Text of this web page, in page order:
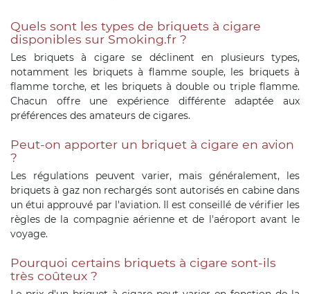
Quels sont les types de briquets à cigare
disponibles sur Smoking.fr ?
Les briquets à cigare se déclinent en plusieurs types,
notamment les briquets à flamme souple, les briquets à
flamme torche, et les briquets à double ou triple flamme.
Chacun offre une expérience différente adaptée aux
préférences des amateurs de cigares.
Peut-on apporter un briquet à cigare en avion
?
Les régulations peuvent varier, mais généralement, les
briquets à gaz non rechargés sont autorisés en cabine dans
un étui approuvé par l'aviation. Il est conseillé de vérifier les
règles de la compagnie aérienne et de l'aéroport avant le
voyage.
Pourquoi certains briquets à cigare sont-ils
très coûteux ?